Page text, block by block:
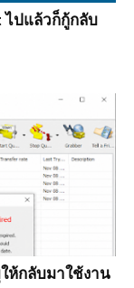
ไปแล้วก็กู้กลับ
ห้กลับมาใช้งาน